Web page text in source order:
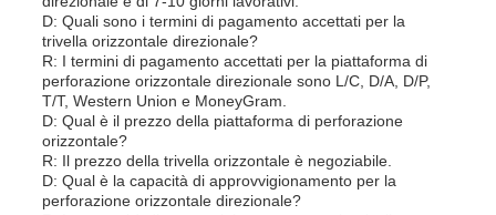
D: Quali sono i termini di pagamento accettati per la
trivella orizzontale direzionale?
R: I termini di pagamento accettati per la piattaforma di
perforazione orizzontale direzionale sono L/C, D/A, D/P,
T/T, Western Union e MoneyGram.
D: Qual è il prezzo della piattaforma di perforazione
orizzontale?
R: Il prezzo della trivella orizzontale è negoziabile.
D: Qual è la capacità di approvvigionamento per la
perforazione orizzontale direzionale?